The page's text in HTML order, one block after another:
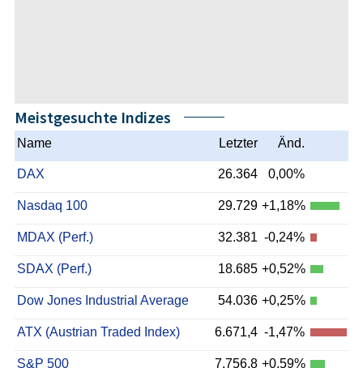
Meistgesuchte Indizes
Name Letzter Änd.
DAX 26.364 0,00%
Nasdaq 100 29.729 +1,18%
MDAX (Perf.) 32.381 -0,24%
SDAX (Perf.) 18.685 +0,52%
Dow Jones Industrial Average 54.036 +0,25%
ATX (Austrian Traded Index) 6.671,4 -1,47%
S&P 500 7.756,8 +0,59%